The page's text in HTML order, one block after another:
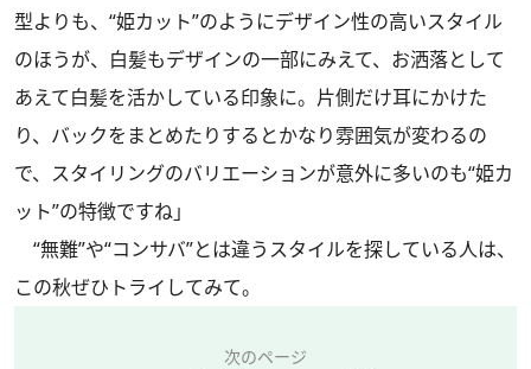
型よりも、“姫カット”のようにデザイン性の高いスタイル
のほうが、白髪もデザインの一部にみえて、お洒落として
あえて白髪を活かしている印象に。片側だけ耳にかけた
り、バックをまとめたりするとかなり雰囲気が変わるの
で、スタイリングのバリエーションが意外に多いのも“姫カ
ット”の特徴ですね」
“無難”や“コンサバ”とは違うスタイルを探している人は、
この秋ぜひトライしてみて。
次のページ